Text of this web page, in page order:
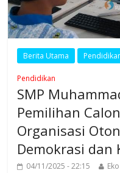
Berita Utama
Pendidikan
SMP
Pemilihan
Organisasi
Demokrasi dan
04/11/2025 - 22:15 Eko